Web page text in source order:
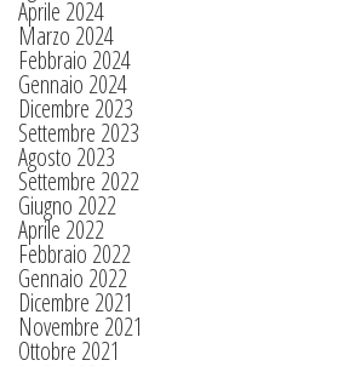
Aprile 2024
Marzo 2024
Febbraio 2024
Gennaio 2024
Dicembre 2023
Settembre 2023
Agosto 2023
Settembre 2022
Giugno 2022
Aprile 2022
Febbraio 2022
Gennaio 2022
Dicembre 2021
Novembre 2021
Ottobre 2021